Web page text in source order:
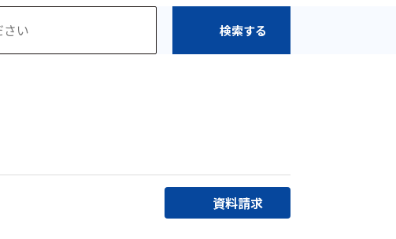
検索する
資料請求